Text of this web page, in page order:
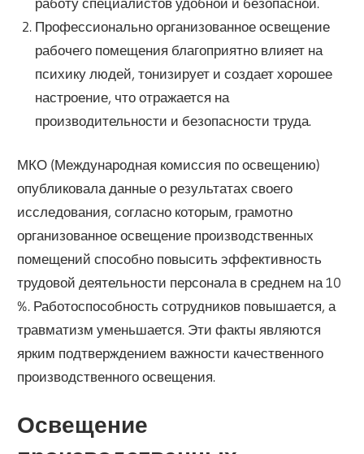
Профессионально организованное освещение
рабочего помещения благоприятно влияет на
психику людей, тонизирует и создает хорошее
настроение, что отражается на
производительности и безопасности труда.
МКО (Международная комиссия по освещению)
опубликовала данные о результатах своего
исследования, согласно которым, грамотно
организованное освещение производственных
помещений способно повысить эффективность
трудовой деятельности персонала в среднем на 10
%. Работоспособность сотрудников повышается, а
травматизм уменьшается. Эти факты являются
ярким подтверждением важности качественного
производственного освещения.
Освещение